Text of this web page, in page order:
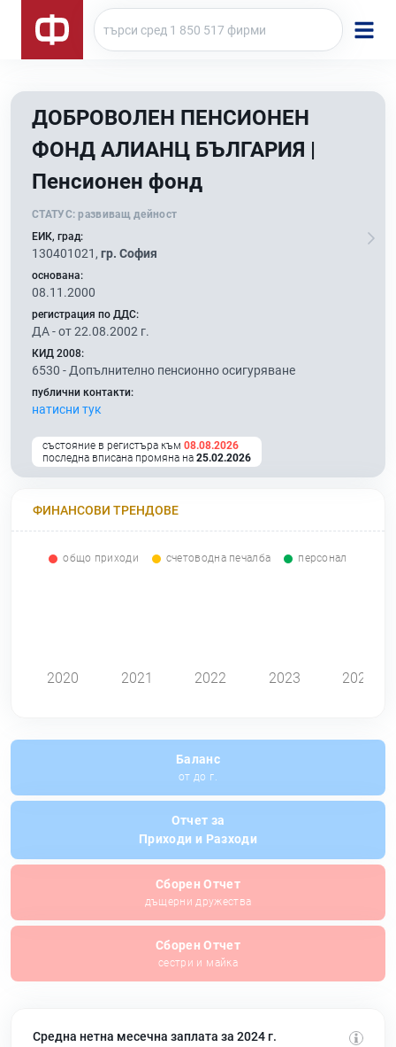
ДОБРОВОЛЕН ПЕНСИОНЕН
ФОНД АЛИАНЦ БЪЛГАРИЯ |
Пенсионен фонд
СТАТУС: развиващ дейност
ЕИК, град:
130401021, гр. София
основана:
08.11.2000
регистрация по ДДС:
ДА - от 22.08.2002 г.
КИД 2008:
6530 - Допълнително пенсионно осигуряване
публични контакти:
натисни тук
състояние в регистъра към 08.08.2026
последна вписана промяна на 25.02.2026
ФИНАНСОВИ ТРЕНДОВЕ
общо приходи счетоводна печалба персонал
2020 2021 2022 2023 2024
Баланс
от до г.
Отчет за
Приходи и Разходи
Сборен Отчет
дъщерни дружества
Сборен Отчет
сестри и майка
Средна нетна месечна заплата за 2024 г.